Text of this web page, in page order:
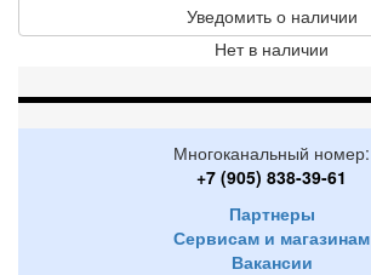
Уведомить о наличии
Нет в наличии
Многоканальный номер:
+7 (905) 838-39-61
Партнеры
Сервисам и магазинам
Вакансии